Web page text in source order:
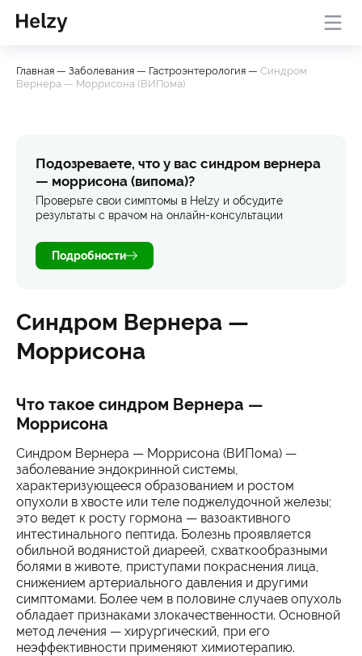
врачом
знаний
симптомы
Главная — Заболевания — Гастроэнтерология — Синдром
Вернера — Моррисона (ВИПома)
Подозреваете, что у вас синдром вернера
— моррисона (випома)?
Проверьте свои симптомы в Helzy и обсудите
результаты с врачом на онлайн-консультации
Подробности
Синдром Вернера —
Моррисона
Что такое синдром Вернера —
Моррисона
Синдром Вернера — Моррисона (ВИПома) —
заболевание эндокринной системы,
характеризующееся образованием и ростом
опухоли в хвосте или теле поджелудочной железы;
это ведет к росту гормона — вазоактивного
интестинального пептида. Болезнь проявляется
обильной водянистой диареей, схваткообразными
болями в животе, приступами покраснения лица,
снижением артериального давления и другими
симптомами. Более чем в половине случаев опухоль
обладает признаками злокачественности. Основной
метод лечения — хирургический, при его
неэффективности применяют химиотерапию.